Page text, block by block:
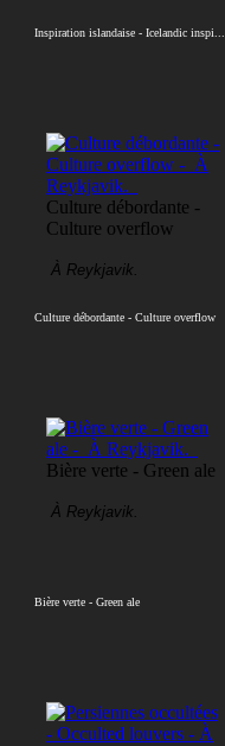
Inspiration islandaise - Icelandic inspi...
Culture débordante -
Culture overflow
À Reykjavik.
Culture débordante - Culture overflow
Bière verte - Green ale
À Reykjavik.
Bière verte - Green ale